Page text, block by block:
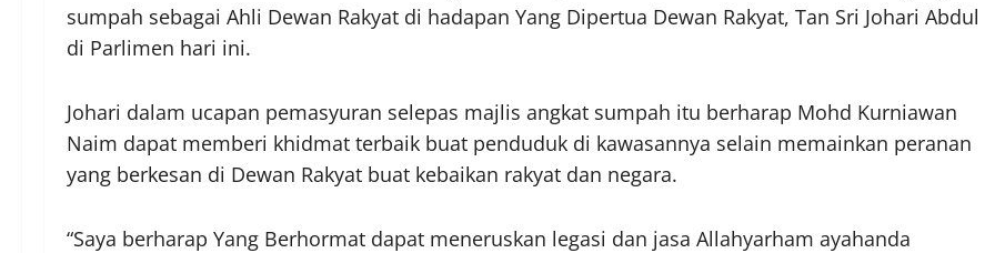
sumpah sebagai Ahli Dewan Rakyat di hadapan Yang Dipertua Dewan Rakyat, Tan Sri Johari Abdul
di Parlimen hari ini.
Johari dalam ucapan pemasyuran selepas majlis angkat sumpah itu berharap Mohd Kurniawan
Naim dapat memberi khidmat terbaik buat penduduk di kawasannya selain memainkan peranan
yang berkesan di Dewan Rakyat buat kebaikan rakyat dan negara.
“Saya berharap Yang Berhormat dapat meneruskan legasi dan jasa Allahyarham ayahanda